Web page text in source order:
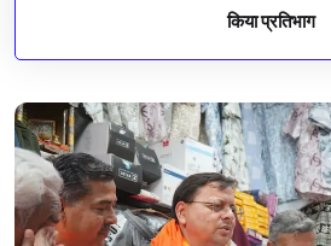
किया प्रतिभाग